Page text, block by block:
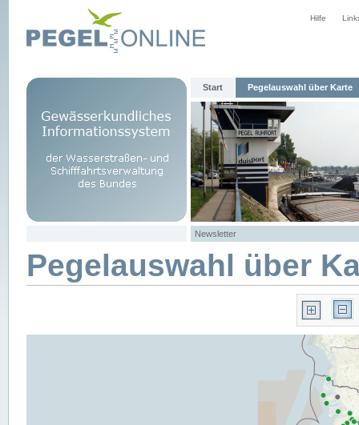
Hilfe
Start Pegelauswahl über Karte
Newsletter
Pegelauswahl über